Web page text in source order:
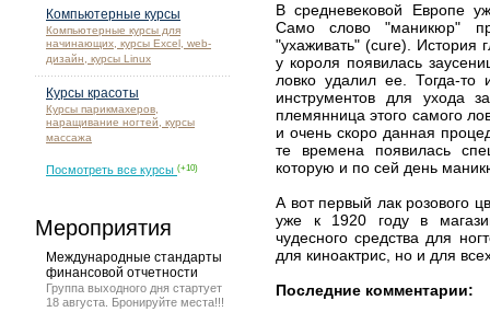
Компьютерные курсы
Компьютерные курсы для
начинающих, курсы Excel, web-
дизайн, курсы Linux
Курсы красоты
Курсы парикмахеров,
наращивание ногтей, курсы
массажа
Посмотреть все курсы (+10)
Мероприятия
Международные стандарты
финансовой отчетности
Группа выходного дня стартует
18 августа. Бронируйте места!!!
В средневековой Европе
Само слово "маникюр"
"ухаживать" (cure). История
у короля появилась
ловко удалил ее. Тогда-
инструментов для ухода
племянница этого самого
и очень скоро данная
те времена появилась
которую и по сей день
А вот первый лак розового
уже к 1920 году в
чудесного средства для
для киноактрис, но и для
Последние комментарии: